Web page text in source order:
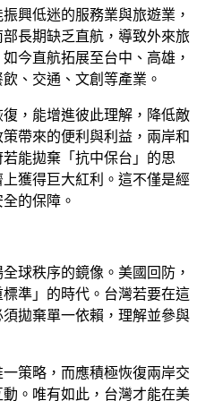
興低迷的服務業與旅遊業，
長期缺乏直航，導致外來旅
今直航拓展至台中、高雄，
、交通、文創等產業。
，能增進彼此理解，降低敵
帶來的便利與利益，兩岸和
能拋棄「抗中保台」的思
獲得巨大紅利。這不僅是經
的保障。
球秩序的鏡像。美國回防，
準」的時代。台灣若要在這
拋棄單一依賴，理解並參與
策略，而應積極恢復兩岸交
。唯有如此，台灣才能在美